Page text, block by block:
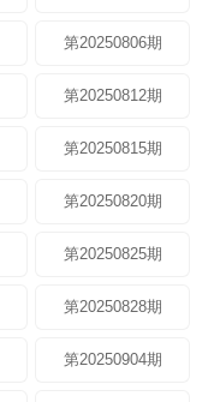
第20250806期
第20250812期
第20250815期
第20250820期
第20250825期
第20250828期
第20250904期